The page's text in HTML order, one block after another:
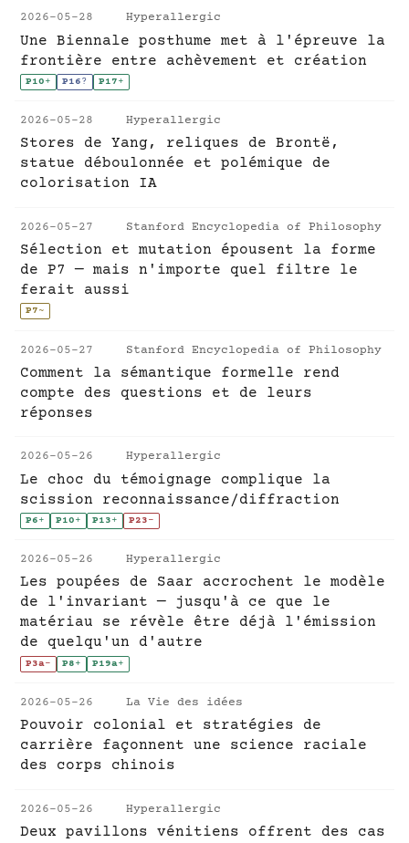
2026-05-28 Hyperallergic
Une Biennale posthume met à l'épreuve la
frontière entre achèvement et création
P10+ P16? P17+
2026-05-28 Hyperallergic
Stores de Yang, reliques de Brontë,
statue déboulonnée et polémique de
colorisation IA
2026-05-27 Stanford Encyclopedia of Philosophy
Sélection et mutation épousent la forme
de P7 — mais n'importe quel filtre le
ferait aussi
P7~
2026-05-27 Stanford Encyclopedia of Philosophy
Comment la sémantique formelle rend
compte des questions et de leurs
réponses
2026-05-26 Hyperallergic
Le choc du témoignage complique la
scission reconnaissance/diffraction
P6+ P10+ P13+ P23-
2026-05-26 Hyperallergic
Les poupées de Saar accrochent le modèle
de l'invariant — jusqu'à ce que le
matériau se révèle être déjà l'émission
de quelqu'un d'autre
P3a- P8+ P19a+
2026-05-26 La Vie des idées
Pouvoir colonial et stratégies de
carrière façonnent une science raciale
des corps chinois
2026-05-26 Hyperallergic
Deux pavillons vénitiens offrent des cas